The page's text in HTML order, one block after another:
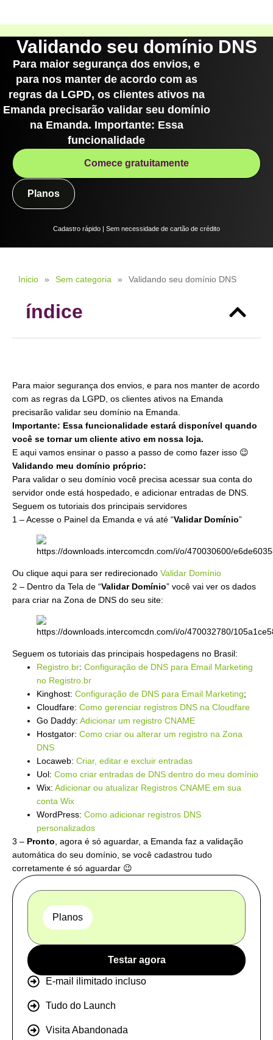
Validando seu domínio DNS
Para maior segurança dos envios, e
para nos manter de acordo com as
regras da LGPD, os clientes ativos na
Emanda precisarão validar seu domínio
na Emanda. Importante: Essa
funcionalidade
Comece gratuitamente
Planos
Cadastro rápido | Sem necessidade de cartão de crédito
Inicio » Sem categoria » Validando seu domínio DNS
índice
Para maior segurança dos envios, e para nos manter de acordo
com as regras da LGPD, os clientes ativos na Emanda
precisarão validar seu domínio na Emanda.
Importante: Essa funcionalidade estará disponível quando
você se tornar um cliente ativo em nossa loja.
E aqui vamos ensinar o passo a passo de como fazer isso 😉
Validando meu domínio próprio:
Para validar o seu domínio você precisa acessar sua conta do
servidor onde está hospedado, e adicionar entradas de DNS.
Seguem os tutoriais dos principais servidores
1 – Acesse o Painel da Emanda e vá até “Validar Domínio”
Ou clique aqui para ser redirecionado Validar Domínio
2 – Dentro da Tela de “Validar Domínio” você vai ver os dados
para criar na Zona de DNS do seu site:
Seguem os tutoriais das principais hospedagens no Brasil:
Registro.br: Configuração de DNS para Email Marketing
no Registro.br
Kinghost: Configuração de DNS para Email Marketing;
Cloudfare: Como gerenciar registros DNS na Cloudfare
Go Daddy: Adicionar um registro CNAME
Hostgator: Como criar ou alterar um registro na Zona
DNS
Locaweb: Criar, editar e excluir entradas
Uol: Como criar entradas de DNS dentro do meu domínio
Wix: Adicionar ou atualizar Registros CNAME em sua
conta Wix
WordPress: Como adicionar registros DNS
personalizados
3 – Pronto, agora é só aguardar, a Emanda faz a validação
automática do seu domínio, se você cadastrou tudo
corretamente é só aguardar 😉
Planos
Testar agora
E-mail ilimitado incluso
Tudo do Launch
Visita Abandonada